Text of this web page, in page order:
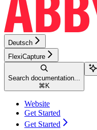
Deutsch
FlexiCapture
Search documentation...
⌘ K
Website
Get Started
Get Started